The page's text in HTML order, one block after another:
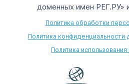
доменных имен РЕГ.РУ»
Политика обработки
Политика конфиденциальности
Политика